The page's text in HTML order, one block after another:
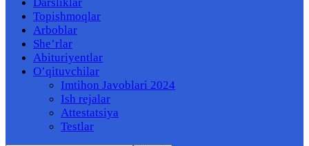
Topishmoqlar
Arboblar
She’rlar
Abituriyentlar
O’qituvchilar
Imtihon Javoblari 2024
Ish rejalar
Attestatsiya
Testlar